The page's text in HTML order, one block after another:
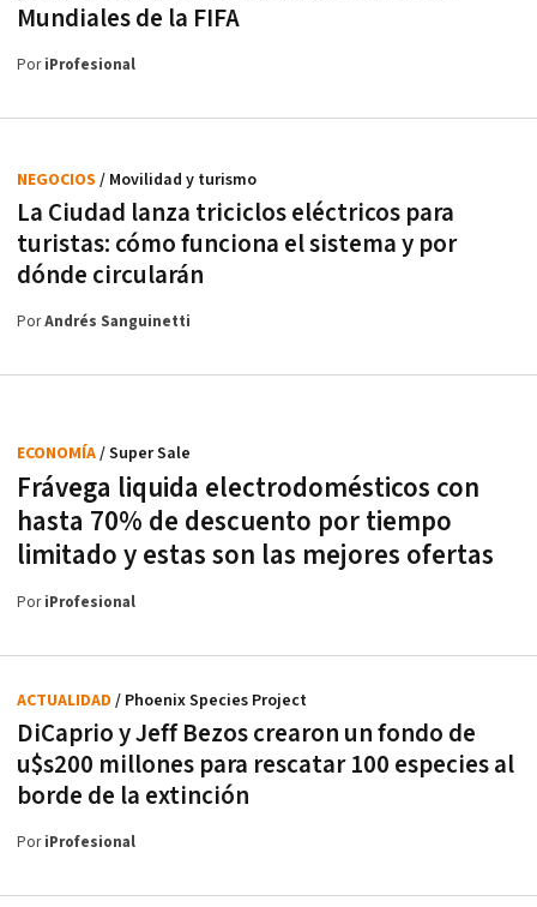
Mundiales de la FIFA
PoriProfesional
La Ciudad lanza triciclos eléctricos para
turistas: cómo funciona el sistema y por
dónde circularán
NEGOCIOS / Movilidad y turismo
PorAndrés Sanguinetti
Frávega liquida electrodomésticos con
hasta 70% de descuento por tiempo
limitado y estas son las mejores ofertas
ECONOMÍA/ Super Sale
PoriProfesional
DiCaprio y Jeff Bezos crearon un fondo de
u$s200 millones para rescatar 100 especies al
borde de la extinción
ACTUALIDAD / Phoenix Species Project
PoriProfesional